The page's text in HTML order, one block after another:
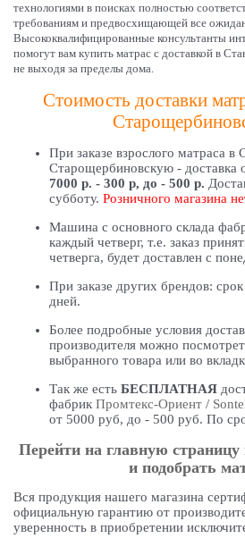
технологиями в поисках полностью
требованиям и предвосхищающей все
Высококвалифицированные консультанты
помогут вам купить матрас с доставкой в
не выходя за пределы дома.
Стоимость доставки
При заказе взрослого матраса в
Старощербиновскую - доставка
7000 р. - 300 р, до - 500 р.
субботу. Розничного магазина
Машина с основного склада
каждый четверг, т.е. заказ
четверга, будет доставлен с
При заказе других брендов:
дней.
Более подробные условия
производителя можно
выбранного товара или во
Так же есть БЕСПЛАТНАЯ
фабрик Промтекс-Ориент /
от 5000 руб, до - 500 руб. По
Перейти на главную страницу
и подобрать
Вся продукция нашего магазина
официальную гарантию от
уверенность в приобретении